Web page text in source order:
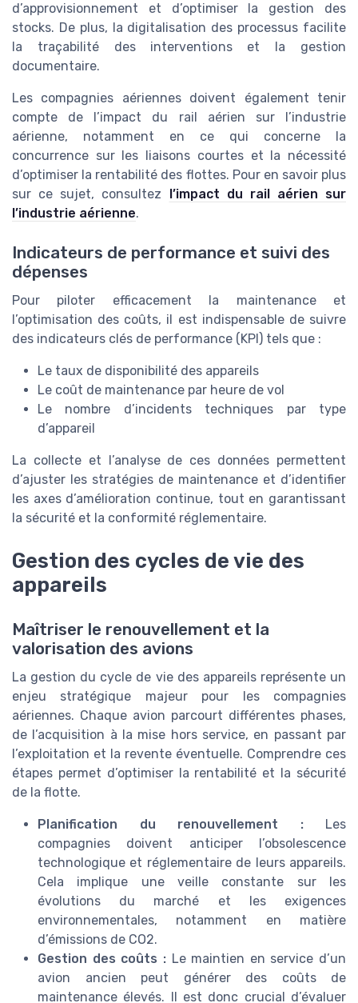
d’approvisionnement et d’optimiser la gestion des
stocks. De plus, la digitalisation des processus facilite
la traçabilité des interventions et la gestion
documentaire.
Les compagnies aériennes doivent également tenir
compte de l’impact du rail aérien sur l’industrie
aérienne, notamment en ce qui concerne la
concurrence sur les liaisons courtes et la nécessité
d’optimiser la rentabilité des flottes. Pour en savoir plus
sur ce sujet, consultez
l’impact du rail aérien sur
l’industrie aérienne.
Indicateurs de performance et suivi des
dépenses
Pour piloter efficacement la maintenance et
l’optimisation des coûts, il est indispensable de suivre
des indicateurs clés de performance (KPI) tels que :
Le taux de disponibilité des appareils
Le coût de maintenance par heure de vol
Le nombre d’incidents techniques par type
d’appareil
La collecte et l’analyse de ces données permettent
d’ajuster les stratégies de maintenance et d’identifier
les axes d’amélioration continue, tout en garantissant
la sécurité et la conformité réglementaire.
Gestion des cycles de vie des
appareils
Maîtriser le renouvellement et la
valorisation des avions
La gestion du cycle de vie des appareils représente un
enjeu stratégique majeur pour les compagnies
aériennes. Chaque avion parcourt différentes phases,
de l’acquisition à la mise hors service, en passant par
l’exploitation et la revente éventuelle. Comprendre ces
étapes permet d’optimiser la rentabilité et la sécurité
de la flotte.
Planification du renouvellement :Les
compagnies doivent anticiper l’obsolescence
technologique et réglementaire de leurs appareils.
Cela implique une veille constante sur les
évolutions du marché et les exigences
environnementales, notamment en matière
d’émissions de CO2.
Gestion des coûts :Le maintien en service d’un
avion ancien peut générer des coûts de
maintenance élevés. Il est donc crucial d’évaluer